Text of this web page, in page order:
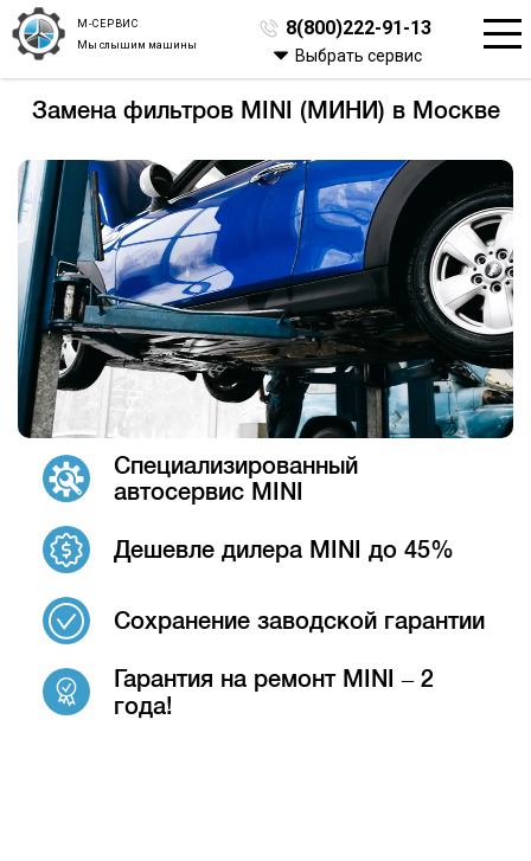
М-СЕРВИС
Мы слышим машины
8(800)222-91-13
Выбрать сервис
Замена фильтров MINI (МИНИ) в Москве
Специализированный
автосервис MINI
Дешевле дилера MINI до 45%
Сохранение заводской гарантии
Гарантия на ремонт MINI – 2
года!